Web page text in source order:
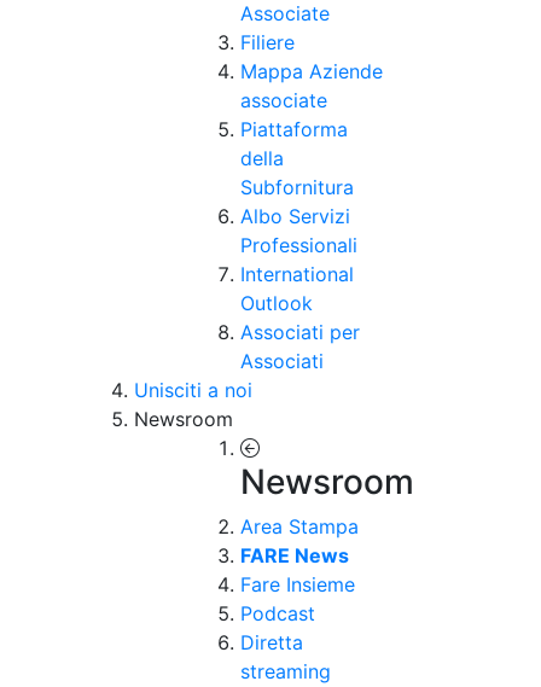
Associate
Filiere
Mappa Aziende
associate
Piattaforma
della
Subfornitura
Albo Servizi
Professionali
International
Outlook
Associati per
Associati
Unisciti a noi
Newsroom
Newsroom
Area Stampa
FARE News
Fare Insieme
Podcast
Diretta
streaming